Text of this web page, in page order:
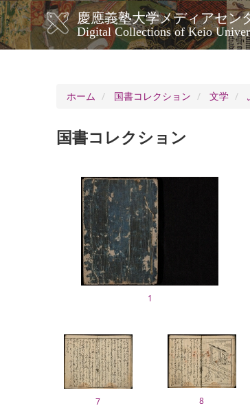
メ
イ
ン
コ
慶應義塾大学メディアセン
Digital Collections of Keio
メ
イ
ビ
ー
シ
ホーム
国書コレクション 文学
国書コレクション
1
7 8